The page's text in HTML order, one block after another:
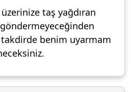
taş yağdıran
benim uyarmam